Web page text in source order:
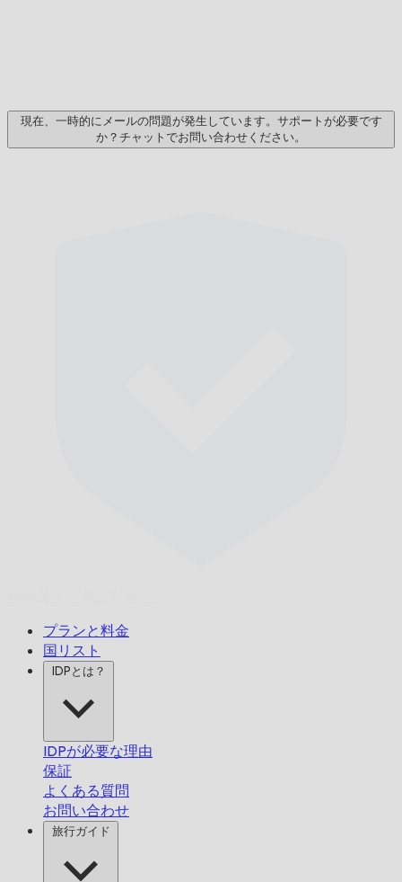
現在、一時的にメールの問題が発生しています。サポートが必要です
か？チャットでお問い合わせください。
プランと料金
国リスト
IDPとは？
IDPが必要な理由
保証
よくある質問
お問い合わせ
旅行ガイド